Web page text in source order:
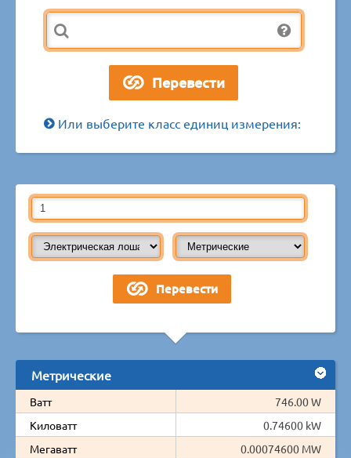
Или выберите класс единиц измерения:
Метрические
Ватт
746.00 W
Киловатт
0.74600 kW
Мегаватт
0.00074600 MW